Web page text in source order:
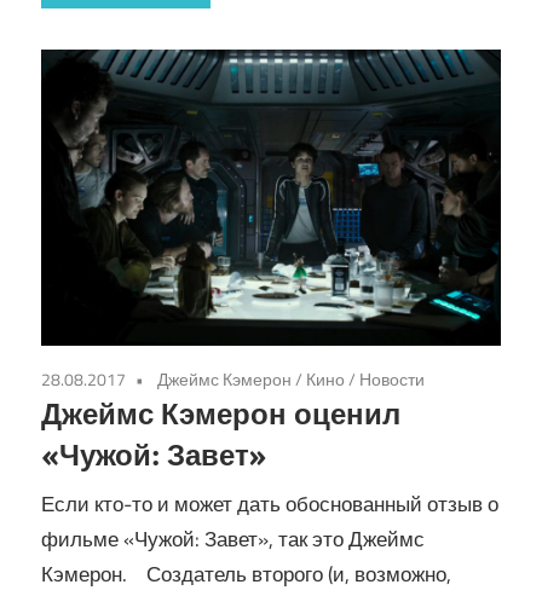
28.08.2017 Джеймс Кэмерон/ Кино/ Новости
Джеймс Кэмерон оценил
«Чужой: Завет»
Если кто-то и может дать обоснованный отзыв о
фильме «Чужой: Завет», так это Джеймс
Кэмерон. Создатель второго (и, возможно,